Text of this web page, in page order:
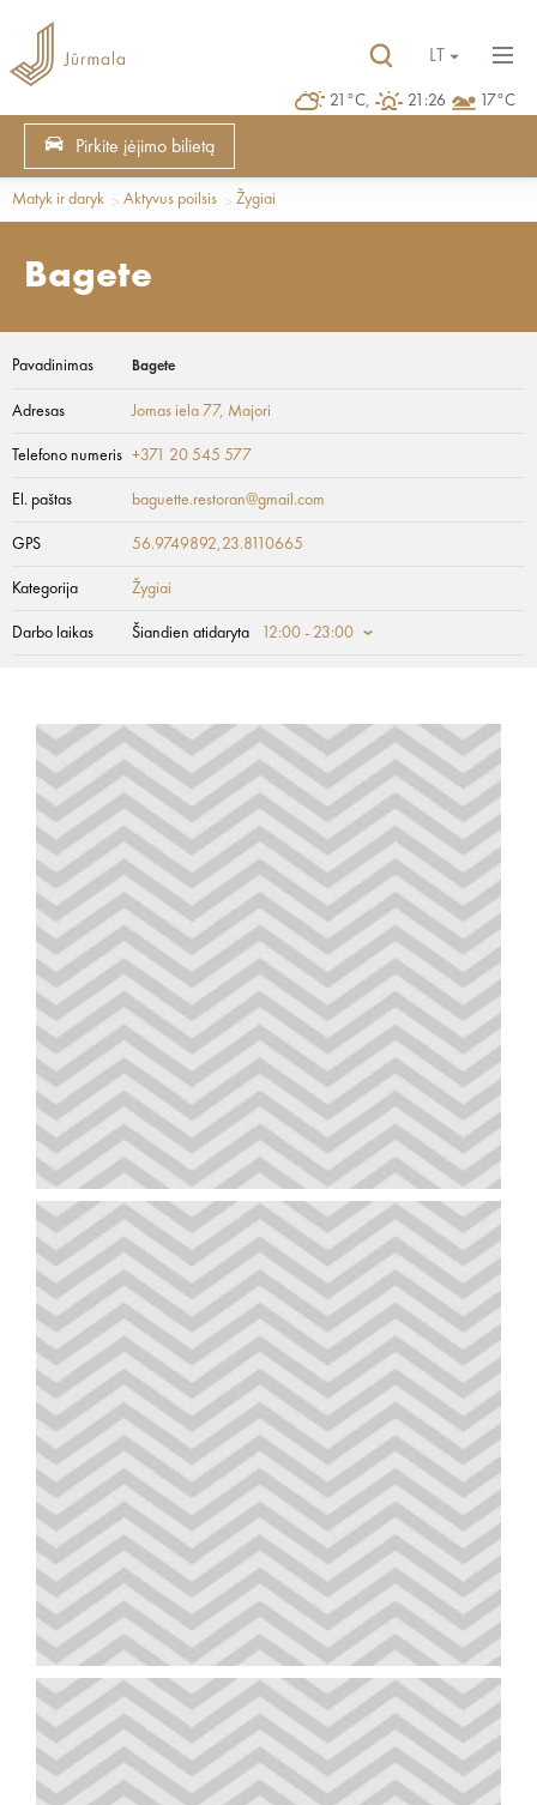
21°C, 21:26 17°C
LT
Pirkite įėjimo bilietą
Matyk ir daryk Aktyvus poilsis Žygiai
Bagete
Pavadinimas Bagete
Adresas Jomas iela 77, Majori
Telefono numeris +371 20 545 577
El. paštas baguette.restoran@gmail.com
GPS 56.9749892,23.8110665
Kategorija Žygiai
Darbo laikas Šiandien atidaryta 12:00 - 23:00